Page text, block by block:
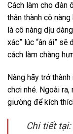
Cách làm cho đàn
thân thành cô
là cô nàng dịu
xác” lúc “ân ái”
cách làm chàng
Nàng hãy trở
chơi nhé. Ngoài
giường để kích
Chi tiết tại: